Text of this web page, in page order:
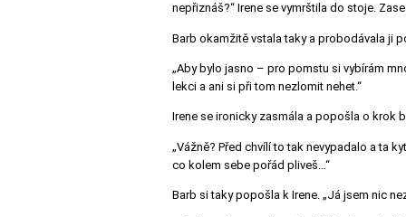
nepřiznáš?“ Irene se vymrštila do stoje.
Barb okamžitě vstala taky a probodávala ji
„Aby bylo jasno – pro pomstu si vybírám
lekci a ani si při tom nezlomit nehet.“
Irene se ironicky zasmála a popošla o krok
„Vážně? Před chvílí to tak nevypadalo a ta
co kolem sebe pořád pliveš…“
Barb si taky popošla k Irene. „Já jsem nic